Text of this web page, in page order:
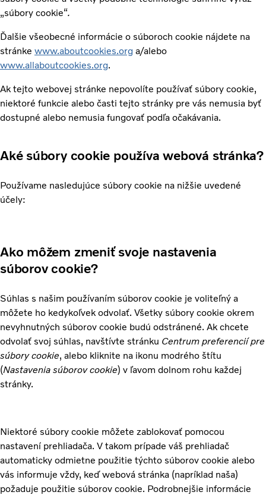
„súbory cookie“.
Ďalšie všeobecné informácie o súboroch cookie nájdete na
stránke www.aboutcookies.org a/alebo
www.allaboutcookies.org.
Ak tejto webovej stránke nepovolíte používať súbory cookie,
niektoré funkcie alebo časti tejto stránky pre vás nemusia byť
dostupné alebo nemusia fungovať podľa očakávania.
Aké súbory cookie používa webová stránka?
Používame nasledujúce súbory cookie na nižšie uvedené
účely:
Ako môžem zmeniť svoje nastavenia
súborov cookie?
Súhlas s našim používaním súborov cookie je voliteľný a
môžete ho kedykoľvek odvolať. Všetky súbory cookie okrem
nevyhnutných súborov cookie budú odstránené. Ak chcete
odvolať svoj súhlas, navštívte stránku Centrum preferencií pre
súbory cookie, alebo kliknite na ikonu modrého štítu
(Nastavenia súborov cookie) v ľavom dolnom rohu každej
stránky.
Niektoré súbory cookie môžete zablokovať pomocou
nastavení prehliadača. V takom prípade váš prehliadač
automaticky odmietne použitie týchto súborov cookie alebo
vás informuje vždy, keď webová stránka (napríklad naša)
požaduje použitie súborov cookie. Podrobnejšie informácie